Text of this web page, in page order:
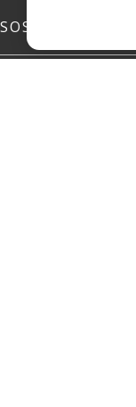
SOSIALE MEDIER